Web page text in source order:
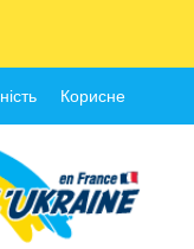
Корисне